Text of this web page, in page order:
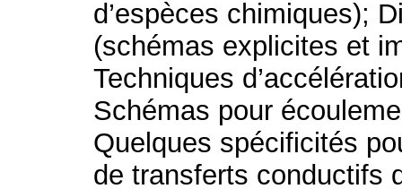
d’espèces chimiques);
(schémas explicites et
Techniques
Schémas pour
Quelques spécificités
de transferts conductifs